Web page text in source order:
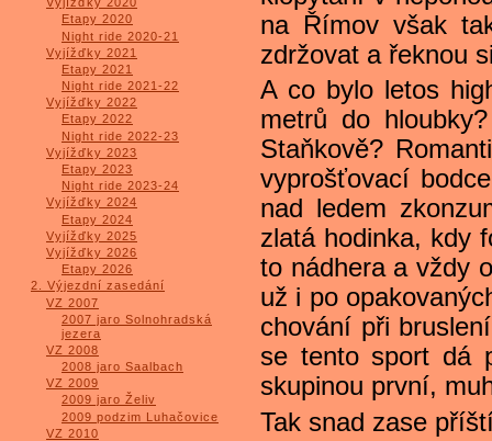
Etapy 2020
Night ride 2020-21
Vyjížďky 2021
Etapy 2021
Night ride 2021-22
Vyjížďky 2022
Etapy 2022
Night ride 2022-23
Vyjížďky 2023
Etapy 2023
Night ride 2023-24
Vyjížďky 2024
Etapy 2024
Vyjížďky 2025
Vyjížďky 2026
Etapy 2026
2. Výjezdní zasedání
VZ 2007
2007 jaro Solnohradská
jezera
VZ 2008
2008 jaro Saalbach
VZ 2009
2009 jaro Želiv
2009 podzim Luhačovice
VZ 2010
na Římov však
zdržovat a řeknou
A co bylo letos
metrů do
Staňkově?
vyprošťovací
nad ledem
zlatá hodinka, kdy
to nádhera a vždy
už i po
chování při
se tento sport dá
skupinou první,
Tak snad zase